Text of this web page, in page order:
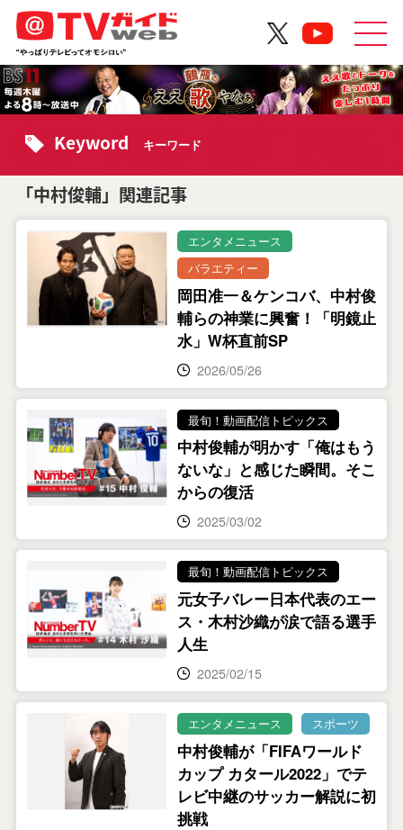
Keyword キーワード
「中村俊輔」関連記事
エンタメニュース
バラエティー
岡田准一＆ケンコバ、中村俊
輔らの神業に興奮！「明鏡止
水」W杯直前SP
2026/05/26
最旬！動画配信トピックス
中村俊輔が明かす「俺はもう
ないな」と感じた瞬間。そこ
からの復活
2025/03/02
最旬！動画配信トピックス
元女子バレー日本代表のエー
ス・木村沙織が涙で語る選手
人生
2025/02/15
エンタメニュース スポーツ
中村俊輔が「FIFAワールド
カップ カタール2022」でテ
レビ中継のサッカー解説に初
挑戦